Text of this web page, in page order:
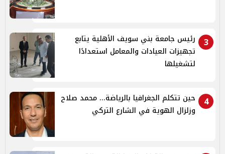
3
رئيس جامعة بني سويف الأهلية يتابع
تجهيزات العيادات والمعامل استعدادًا
لتشغيلها
4
حين تتكلم الجغرافيا بالرياضة... محمد صلاح
وزلزال الهوية في الشارع التركي